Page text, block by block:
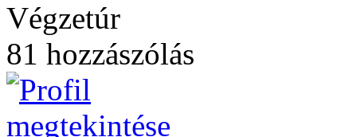
Végzetúr
81 hozzászólás